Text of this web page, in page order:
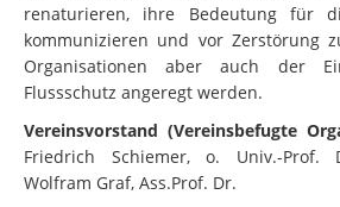
renaturieren, ihre Bedeutung für
kommunizieren und vor Zerstörung
Organisationen aber auch der
Flussschutz angeregt werden.
Vereinsvorstand (Vereinsbefugte
Friedrich Schiemer, o. Univ.-Prof.
Wolfram Graf, Ass.Prof. Dr.